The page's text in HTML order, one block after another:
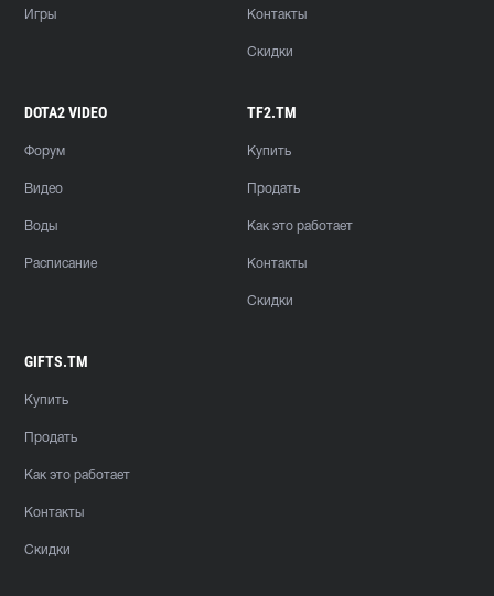
Игры Контакты
Скидки
DOTA2 VIDEO
Форум
Видео
Воды
Расписание
TF2.TM
Купить
Продать
Как это работает
Контакты
Скидки
GIFTS.TM
Купить
Продать
Как это работает
Контакты
Скидки